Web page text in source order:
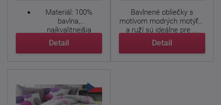
Materiál: 100%
bavlna,
najkvalitnejšia
priadza, hladký a
príjemný ...
Detail
Bavlnené obliečky s
motívom modrých motýľov
a ruží sú ideálne pre ...
Detail